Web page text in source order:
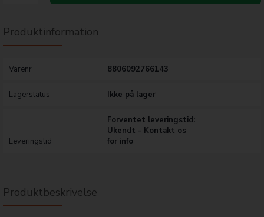
Produktinformation
Varenr 8806092766143
Lagerstatus Ikke på lager
Leveringstid
Forventet leveringstid:
Ukendt - Kontakt os
for info
Produktbeskrivelse